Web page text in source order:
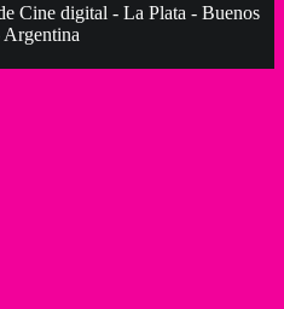
Cine digital - La Plata - Buenos